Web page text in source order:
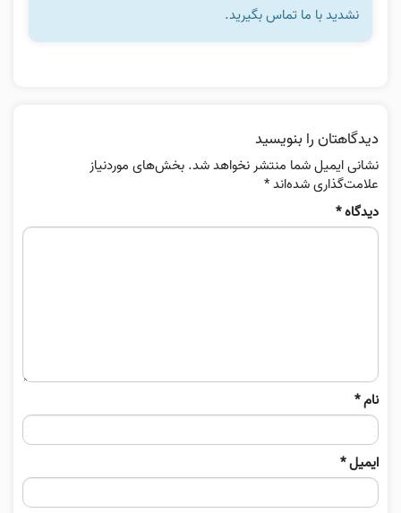
نشدید با ما تماس بگیرید.
دیدگاهتان را بنویسید
نشانی ایمیل شما منتشر نخواهد شد. بخش‌های موردنیاز
علامت‌گذاری شده‌اند*
دیدگاه*
نام*
ایمیل*